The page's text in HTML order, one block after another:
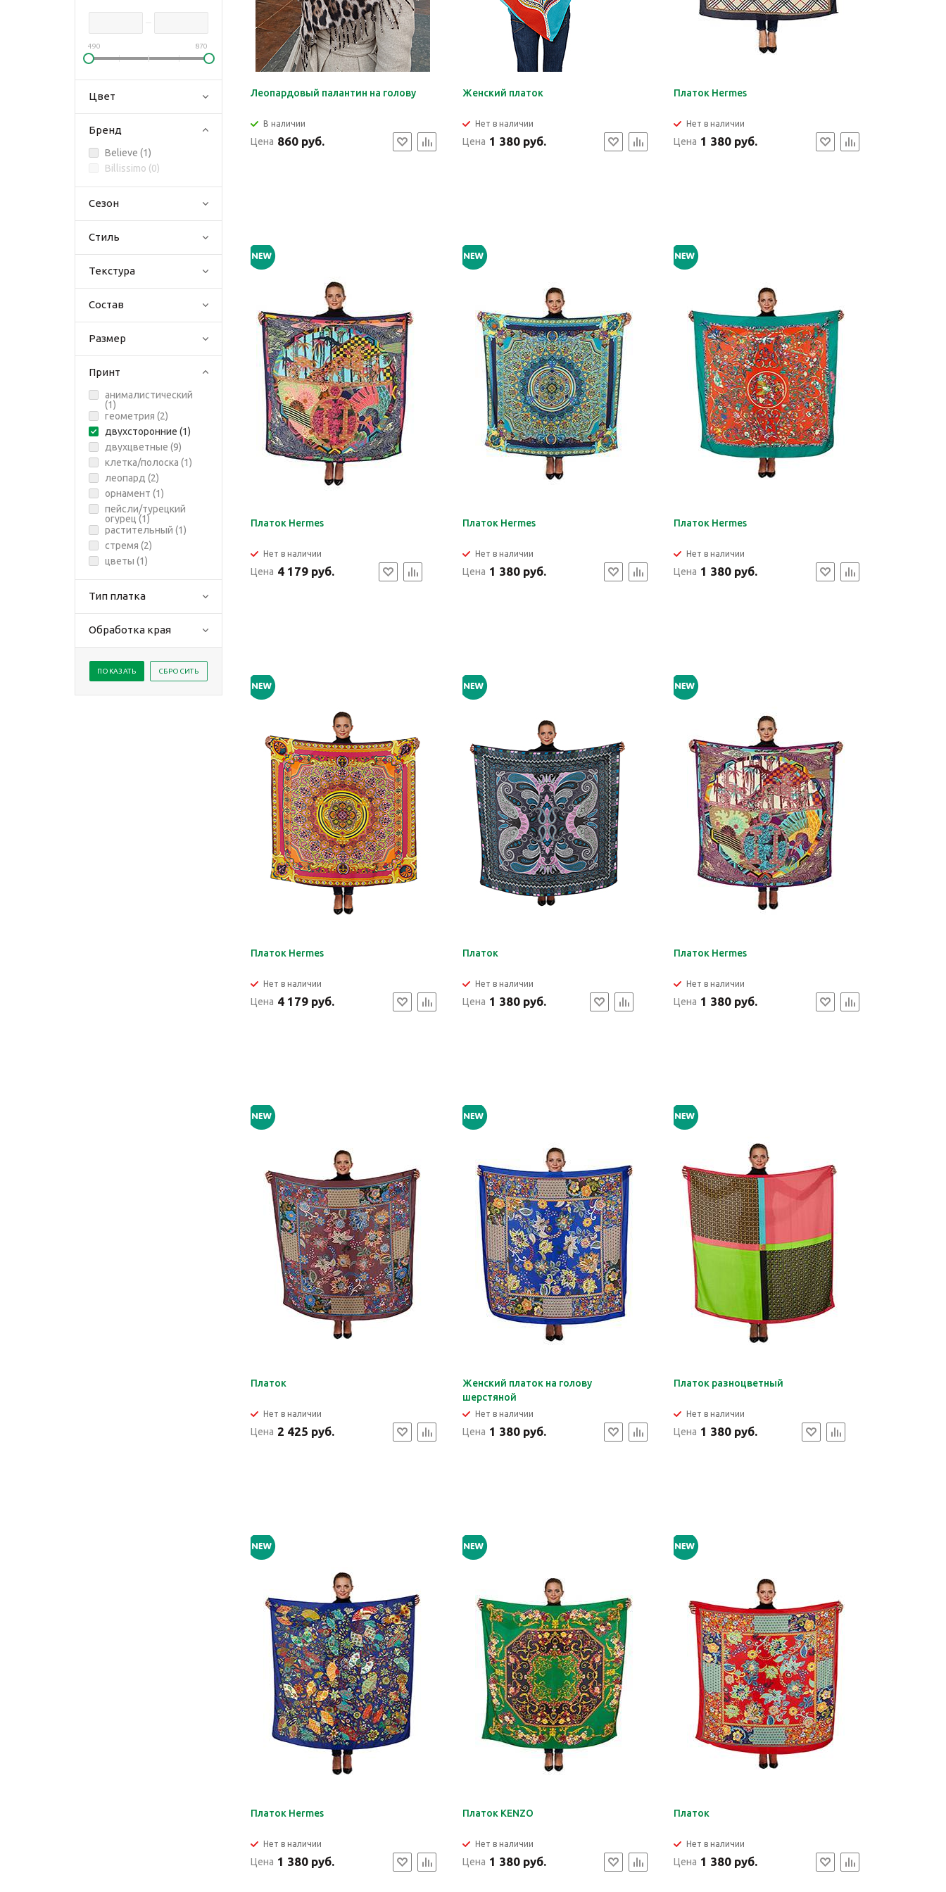
490 870
Цвет
Бренд
Believe (1)
Billissimo (0)
Сезон
Стиль
Текстура
Состав
Размер
Принт
анималистический
(1)
геометрия (2)
двухсторонние (1)
двухцветные (9)
клетка/полоска (1)
леопард (2)
орнамент (1)
пейсли/турецкий
огурец (1)
растительный (1)
стремя (2)
цветы (1)
Тип платка
Обработка края
Леопардовый палантин на голову
В наличии
Цена 860 руб.
Женский платок
Нет в наличии
Цена 1 380 руб.
Платок Hermes
Нет в наличии
Цена 1 380 руб.
Платок Hermes
Нет в наличии
Цена 4 179 руб.
Платок Hermes
Нет в наличии
Цена 1 380 руб.
Платок Hermes
Нет в наличии
Цена 1 380 руб.
Платок Hermes
Нет в наличии
Цена 4 179 руб.
Платок
Нет в наличии
Цена 1 380 руб.
Платок Hermes
Нет в наличии
Цена 1 380 руб.
Платок
Нет в наличии
Цена 2 425 руб.
Женский платок на голову
шерстяной
Нет в наличии
Цена 1 380 руб.
Платок разноцветный
Нет в наличии
Цена 1 380 руб.
Платок Hermes
Нет в наличии
Цена 1 380 руб.
Платок KENZO
Нет в наличии
Цена 1 380 руб.
Платок
Нет в наличии
Цена 1 380 руб.